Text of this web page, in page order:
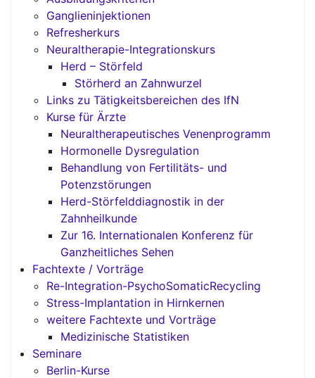
Ganglieninjektionen
Refresherkurs
Neuraltherapie-Integrationskurs
Herd – Störfeld
Störherd an Zahnwurzel
Links zu Tätigkeitsbereichen des IfN
Kurse für Ärzte
Neuraltherapeutisches Venenprogramm
Hormonelle Dysregulation
Behandlung von Fertilitäts- und
Potenzstörungen
Herd-Störfelddiagnostik in der
Zahnheilkunde
Zur 16. Internationalen Konferenz für
Ganzheitliches Sehen
Fachtexte / Vorträge
Re-Integration-PsychoSomaticRecycling
Stress-Implantation in Hirnkernen
weitere Fachtexte und Vorträge
Medizinische Statistiken
Seminare
Berlin-Kurse